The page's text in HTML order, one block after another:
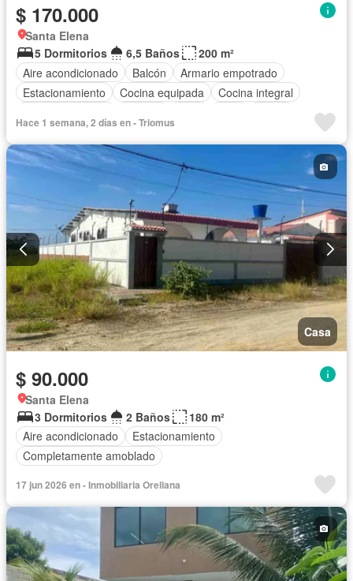
$ 170.000
Santa Elena
5 Dormitorios
6,5 Baños
200 m²
Aire acondicionado
Balcón
Armario empotrado
Estacionamiento
Cocina equipada
Cocina integral
Completamente amoblado
Hace 1 semana, 2 días en - Triomus
Casa
$ 90.000
Santa Elena
3 Dormitorios
2 Baños
180 m²
Aire acondicionado
Estacionamiento
Completamente amoblado
17 jun 2026 en - Inmobiliaria Orellana